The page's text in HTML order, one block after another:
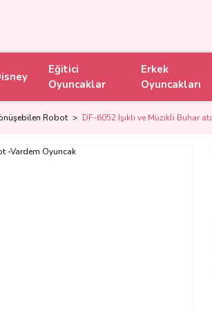
Eğitici
Oyuncaklar
Erkek
Oyuncakları
Robot DF-6052 Işıklı ve Müzikli Buhar